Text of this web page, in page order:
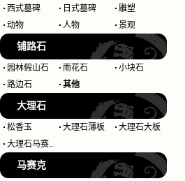
西式墓碑 日式墓碑
雕塑
动物
人物 景观
铺路石
园林假山石 雨花石
小块石
路边石
其他
大理石
松香玉 大理石薄板
大理石大板
大理石马赛..
马赛克